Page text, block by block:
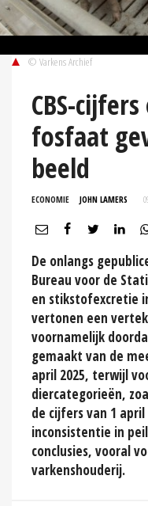
© Varkens Archief
CBS-
fosfaat
beeld
ECONOMIE JOHN LAMERS
De onlangs
Bureau voor de
en stikstofexcretie
vertonen een
voornamelijk
gemaakt van de
april 2025, terwijl
diercategorieën,
de cijfers van 1
inconsistentie in
conclusies, vooral
varkenshouderij.